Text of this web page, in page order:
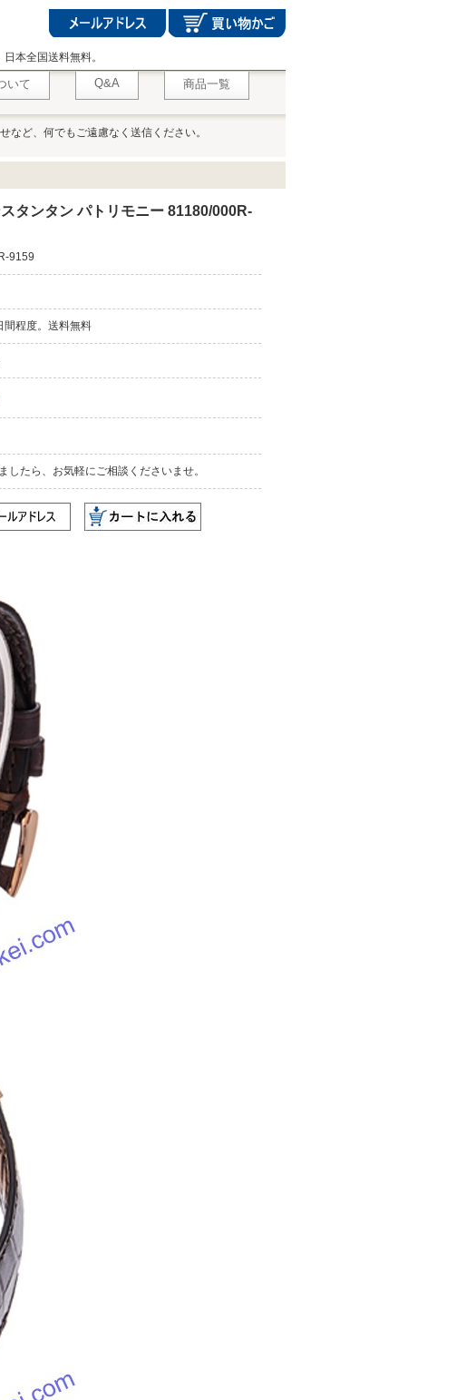
本全国送料無料。
いて Q&A 商品一覧
など、何でもご遠慮なく送信ください。
タンタン パトリモニー 81180/000R-
9159
間程度。送料無料
したら、お気軽にご相談くださいませ。